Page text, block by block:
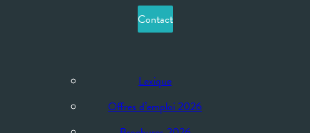
Contact
Lexique
Offres d’emploi 2026